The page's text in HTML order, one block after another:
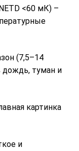
<60 мК) –
(7,5–14
туман и
картинка
и